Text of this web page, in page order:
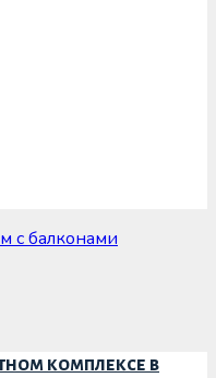
комплексе в